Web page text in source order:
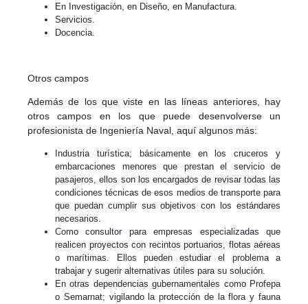
En Investigación, en Diseño, en Manufactura.
Servicios.
Docencia.
Otros campos
Además de los que viste en las líneas anteriores, hay
otros campos en los que puede desenvolverse un
profesionista de Ingeniería Naval, aquí algunos más:
Industria turística; básicamente en los cruceros y
embarcaciones menores que prestan el servicio de
pasajeros, ellos son los encargados de revisar todas las
condiciones técnicas de esos medios de transporte para
que puedan cumplir sus objetivos con los estándares
necesarios.
Como consultor para empresas especializadas que
realicen proyectos con recintos portuarios, flotas aéreas
o marítimas. Ellos pueden estudiar el problema a
trabajar y sugerir alternativas útiles para su solución.
En otras dependencias gubernamentales como Profepa
o Semarnat; vigilando la protección de la flora y fauna